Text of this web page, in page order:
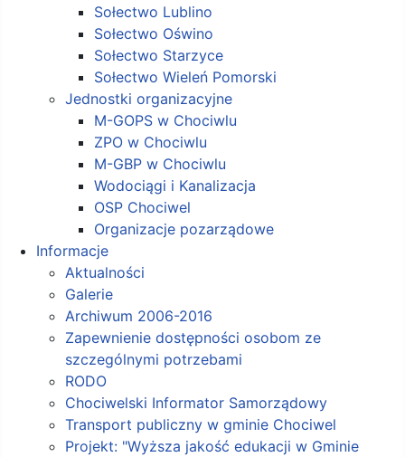
Sołectwo Lublino
Sołectwo Oświno
Sołectwo Starzyce
Sołectwo Wieleń Pomorski
Jednostki organizacyjne
M-GOPS w Chociwlu
ZPO w Chociwlu
M-GBP w Chociwlu
Wodociągi i Kanalizacja
OSP Chociwel
Organizacje pozarządowe
Informacje
Aktualności
Galerie
Archiwum 2006-2016
Zapewnienie dostępności osobom ze
szczególnymi potrzebami
RODO
Chociwelski Informator Samorządowy
Transport publiczny w gminie Chociwel
Projekt: "Wyższa jakość edukacji w Gminie